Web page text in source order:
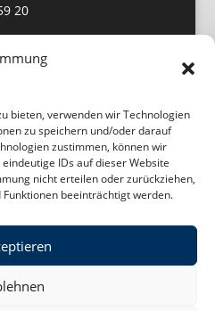
bieten, verwenden wir Technologien
zu speichern und/oder darauf
zustimmen, können wir
IDs auf dieser Website
nicht erteilen oder zurückziehen,
beeinträchtigt werden.
20
(EU)